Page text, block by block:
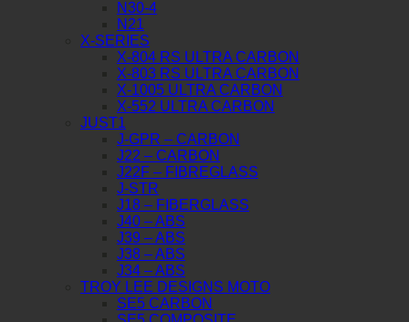
N30-4
N21
X-SERIES
X-804 RS ULTRA CARBON
X-803 RS ULTRA CARBON
X-1005 ULTRA CARBON
X-552 ULTRA CARBON
JUST1
J-GPR – CARBON
J22 – CARBON
J22F – FIBREGLASS
J-STR
J18 – FIBERGLASS
J40 – ABS
J39 – ABS
J38 – ABS
J34 – ABS
TROY LEE DESIGNS MOTO
SE5 CARBON